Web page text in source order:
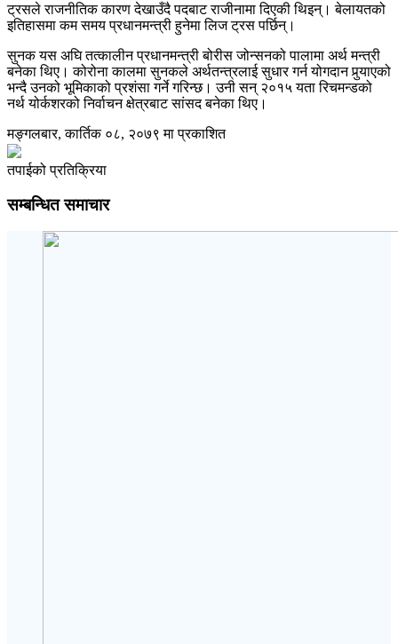
ट्रसले राजनीतिक कारण देखाउँदै पदबाट राजीनामा दिएकी थिइन्। बेलायतको
इतिहासमा कम समय प्रधानमन्त्री हुनेमा लिज ट्रस पर्छिन्।
सुनक यस अघि तत्कालीन प्रधानमन्त्री बोरीस जोन्सनको पालामा अर्थ मन्त्री
बनेका थिए। कोरोना कालमा सुनकले अर्थतन्त्रलाई सुधार गर्न योगदान पुर्‍याएको
भन्दै उनको भूमिकाको प्रशंसा गर्ने गरिन्छ। उनी सन् २०१५ यता रिचमन्डको
नर्थ योर्कशरको निर्वाचन क्षेत्रबाट सांसद बनेका थिए।
मङ्गलबार, कार्तिक ०८, २०७९ मा प्रकाशित
तपाईको प्रतिक्रिया
सम्बन्धित समाचार